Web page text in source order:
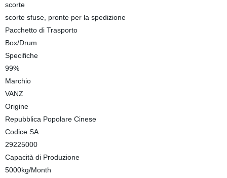
scorte
scorte sfuse, pronte per la spedizione
Pacchetto di Trasporto
Box/Drum
Specifiche
99%
Marchio
VANZ
Origine
Repubblica Popolare Cinese
Codice SA
29225000
Capacità di Produzione
5000kg/Month